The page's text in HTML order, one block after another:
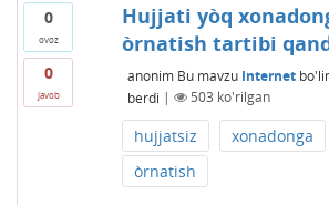
0
ovoz
0
javob
Hujjati yòq
òrnatish tartibi
anonim Bu mavzu Internet
berdi | 503 ko'rilgan
hujjatsiz xonadonga
òrnatish